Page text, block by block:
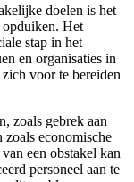
doelen is het
Het
stap in het
en organisaties in
voor te bereiden
zoals gebrek aan
economische
een obstakel kan
personeel aan te